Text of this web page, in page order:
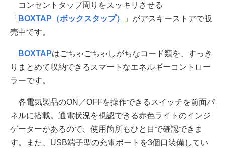
コンセントタップ周りをスッキリさせる
「 BOXTAP（ボックスタップ）
」がアスキーストアで販
売中です。
BOXTAPはごちゃごちゃしがちなコード類を、すっき
りまとめて収納できるスマートなエネルギーコントロー
ラーです。
各電気製品のON／OFFを操作できるスイッチを前面パ
ネルに搭載。通電状況を視認できる赤色ライトのインジ
ゲーターがあるので、使用箇所もひと目で確認できま
す。また、USB端子型の充電ポートを3個口装備してい